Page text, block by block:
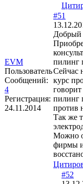
EVM
Пользователь
Сообщений:
4
Регистрация:
24.11.2014
#51
Добрый
пилинг
Сейчас
курс
пилинг
против
Так же
Можно
фирмы
#52